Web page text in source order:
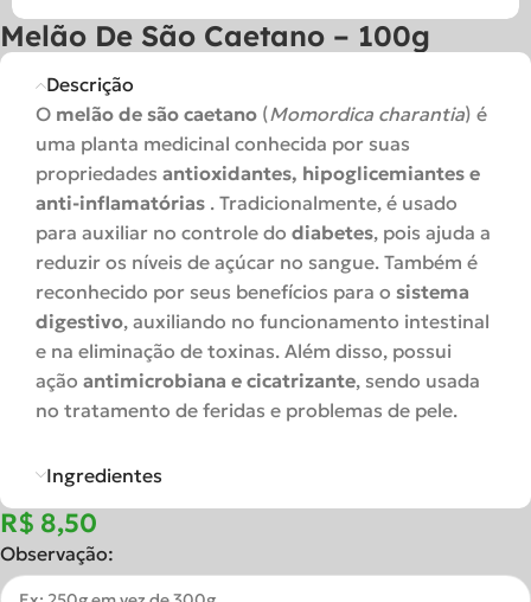
Melão De São Caetano – 100g
Descrição
O melão de são caetano (Momordica charantia) é
uma planta medicinal conhecida por suas
propriedades antioxidantes, hipoglicemiantes e
anti-inflamatórias . Tradicionalmente, é usado
para auxiliar no controle do diabetes, pois ajuda a
reduzir os níveis de açúcar no sangue. Também é
reconhecido por seus benefícios para o sistema
digestivo, auxiliando no funcionamento intestinal
e na eliminação de toxinas. Além disso, possui
ação antimicrobiana e cicatrizante, sendo usada
no tratamento de feridas e problemas de pele.
Ingredientes
R$
Observação: